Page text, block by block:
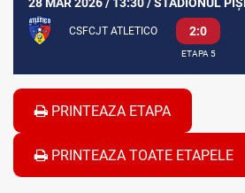
CSFCJT ATLETICO 2:0
ETAPA 5
PRINTEAZA ETAPA
PRINTEAZA TOATE ETAPELE